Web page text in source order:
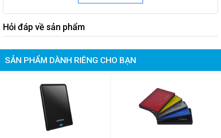
Hỏi đáp về sản phẩm
SẢN PHẨM DÀNH RIÊNG CHO BẠN